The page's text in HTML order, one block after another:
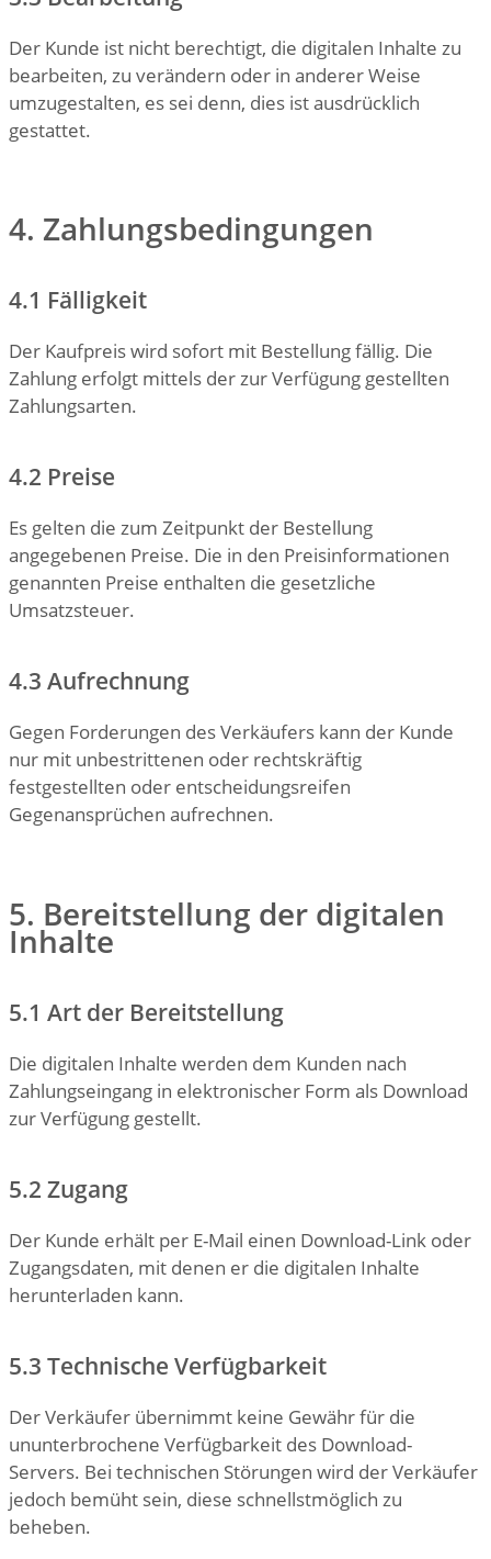
Der Kunde ist nicht berechtigt, die digitalen Inhalte zu
bearbeiten, zu verändern oder in anderer Weise
umzugestalten, es sei denn, dies ist ausdrücklich
gestattet.
4. Zahlungsbedingungen
4.1 Fälligkeit
Der Kaufpreis wird sofort mit Bestellung fällig. Die
Zahlung erfolgt mittels der zur Verfügung gestellten
Zahlungsarten.
4.2 Preise
Es gelten die zum Zeitpunkt der Bestellung
angegebenen Preise. Die in den Preisinformationen
genannten Preise enthalten die gesetzliche
Umsatzsteuer.
4.3 Aufrechnung
Gegen Forderungen des Verkäufers kann der Kunde
nur mit unbestrittenen oder rechtskräftig
festgestellten oder entscheidungsreifen
Gegenansprüchen aufrechnen.
5. Bereitstellung der digitalen
Inhalte
5.1 Art der Bereitstellung
Die digitalen Inhalte werden dem Kunden nach
Zahlungseingang in elektronischer Form als Download
zur Verfügung gestellt.
5.2 Zugang
Der Kunde erhält per E-Mail einen Download-Link oder
Zugangsdaten, mit denen er die digitalen Inhalte
herunterladen kann.
5.3 Technische Verfügbarkeit
Der Verkäufer übernimmt keine Gewähr für die
ununterbrochene Verfügbarkeit des Download-
Servers. Bei technischen Störungen wird der Verkäufer
jedoch bemüht sein, diese schnellstmöglich zu
beheben.